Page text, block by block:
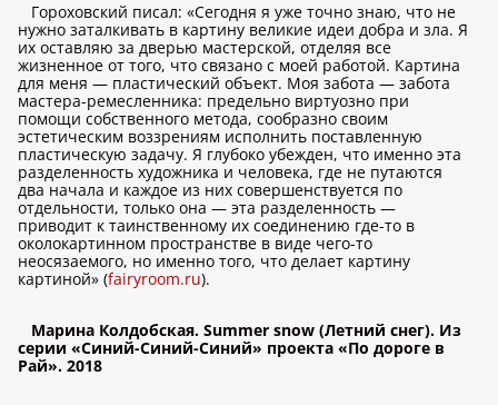
Гороховский писал: «Сегодня я уже точно знаю, что не
нужно заталкивать в картину великие идеи добра и зла. Я
их оставляю за дверью мастерской, отделяя все
жизненное от того, что связано с моей работой. Картина
для меня — пластический объект. Моя забота — забота
мастера-ремесленника: предельно виртуозно при
помощи собственного метода, сообразно своим
эстетическим воззрениям исполнить поставленную
пластическую задачу. Я глубоко убежден, что именно эта
разделенность художника и человека, где не путаются
два начала и каждое из них совершенствуется по
отдельности, только она — эта разделенность —
приводит к таинственному их соединению где-то в
околокартинном пространстве в виде чего-то
неосязаемого, но именно того, что делает картину
картиной» (fairyroom.ru).
Марина Колдобская. Summer snow (Летний снег). Из
серии «Синий-Синий-Синий» проекта «По дороге в
Рай». 2018